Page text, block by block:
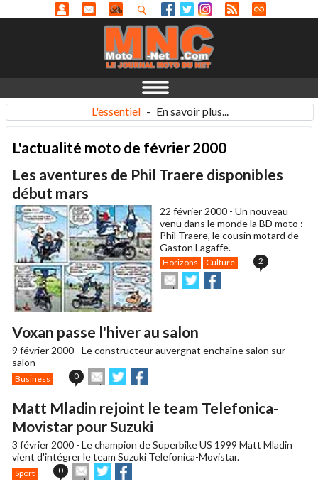
L'essentiel - En savoir plus...
L'actualité moto de février 2000
Les aventures de Phil Traere disponibles
début mars
22 février 2000 - Un nouveau
venu dans le monde la BD moto :
Phil Traere, le cousin motard de
Gaston Lagaffe.
Horizons Culture 2
Envoyer
cet
ami
Partager
sur
sur
Voxan passe l'hiver au salon
9 février 2000 - Le constructeur auvergnat enchaîne salon sur
salon
Business 0
Envoyer
cet
à
un
ami
Partager
sur sur
Matt Mladin rejoint le team Telefonica-
Movistar pour Suzuki
3 février 2000 - Le champion de Superbike US 1999 Matt Mladin
vient d'intégrer le team Suzuki Telefonica-Movistar.
Sport 0
Envoyer
cet
Partager
sur sur